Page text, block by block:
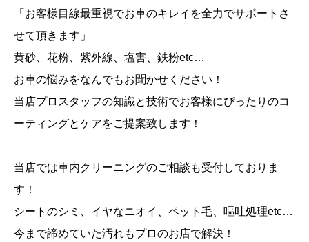
「お客様目線最重視でお車のキレイを全力でサポートさ
せて頂きます」
黄砂、花粉、紫外線、塩害、鉄粉etc…
お車の悩みをなんでもお聞かせください！
当店プロスタッフの知識と技術でお客様にぴったりのコ
ーティングとケアをご提案致します！
当店では車内クリーニングのご相談も受付しておりま
す！
シートのシミ、イヤなニオイ、ペット毛、嘔吐処理etc…
今まで諦めていた汚れもプロのお店で解決！